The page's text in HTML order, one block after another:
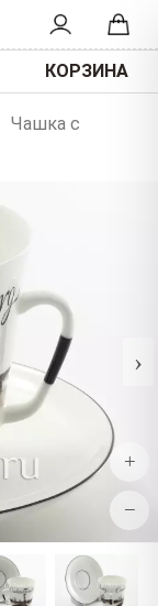
КОРЗИНА
Чашка с
›
+
−